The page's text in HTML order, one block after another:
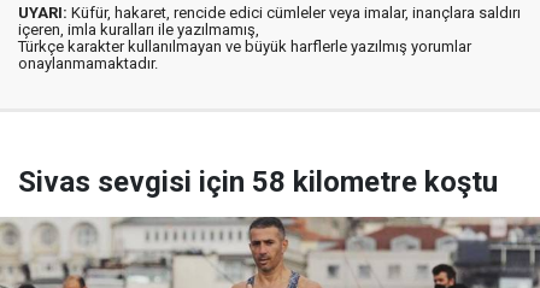
UYARI: Küfür, hakaret, rencide edici cümleler veya imalar, inançlara saldırı
içeren, imla kuralları ile yazılmamış,
Türkçe karakter kullanılmayan ve büyük harflerle yazılmış yorumlar
onaylanmamaktadır.
Sivas sevgisi için 58 kilometre koştu